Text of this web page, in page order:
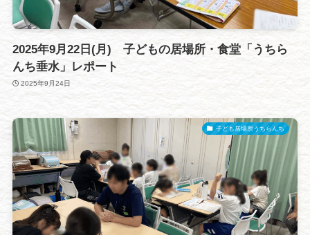
2025年9月22日(月) 子どもの居場所・食堂「うちら
んち垂水」レポート
2025年9月24日
子ども居場所うちらんち